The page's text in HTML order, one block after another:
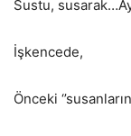
Sustu,
İşkencede,
Önceki